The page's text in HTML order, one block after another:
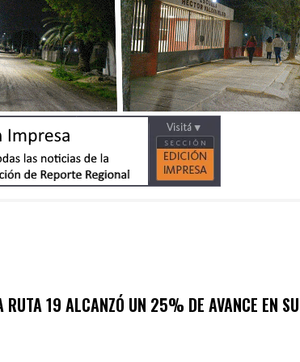
RUTA 19 ALCANZÓ UN 25% DE AVANCE EN